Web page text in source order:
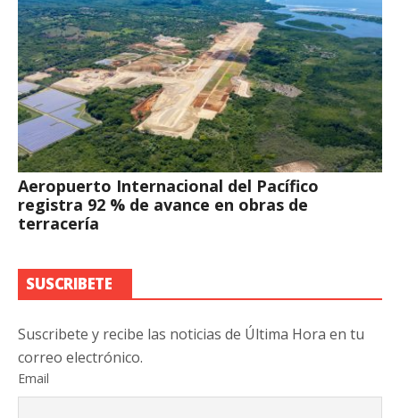
Aeropuerto Internacional del Pacífico
registra 92 % de avance en obras de
terracería
SUSCRIBETE
Suscribete y recibe las noticias de Última Hora en tu
correo electrónico.
Email